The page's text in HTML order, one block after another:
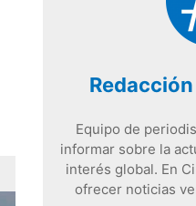
Equipo de
informar sobre la
interés global. En
ofrecer noticias